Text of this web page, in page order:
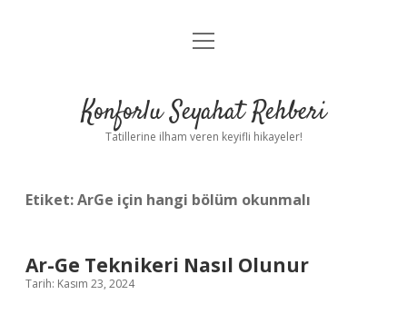
Anasayfa
Yasal Uyarı
menüyü
Konforlu Seyahat Rehberi
Tatillerine ilham veren keyifli hikayeler!
Etiket:ArGe için hangi bölüm okunmalı
Ar-Ge Teknikeri Nasıl Olunur
Tarih: Kasım 23, 2024